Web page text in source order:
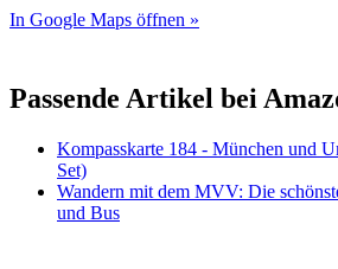
In Google Maps öffnen »
Passende Artikel bei
Kompasskarte 184 - München und
Set)
Wandern mit dem MVV: Die
und Bus